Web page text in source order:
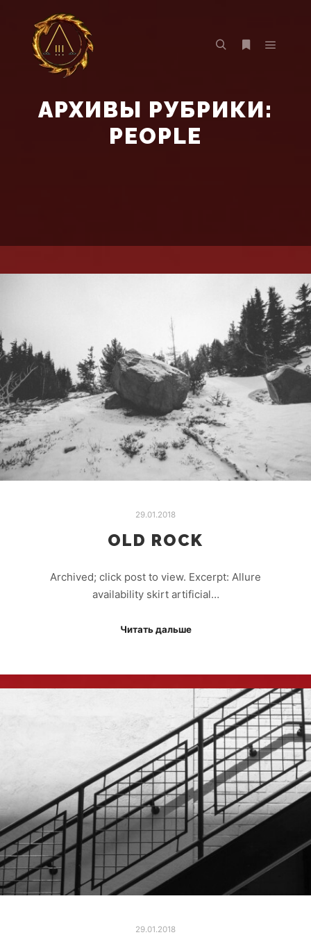
АРХИВЫ РУБРИКИ:
PEOPLE
29.01.2018
OLD ROCK
Archived; click post to view. Excerpt: Allure
availability skirt artificial…
Читать дальше
29.01.2018